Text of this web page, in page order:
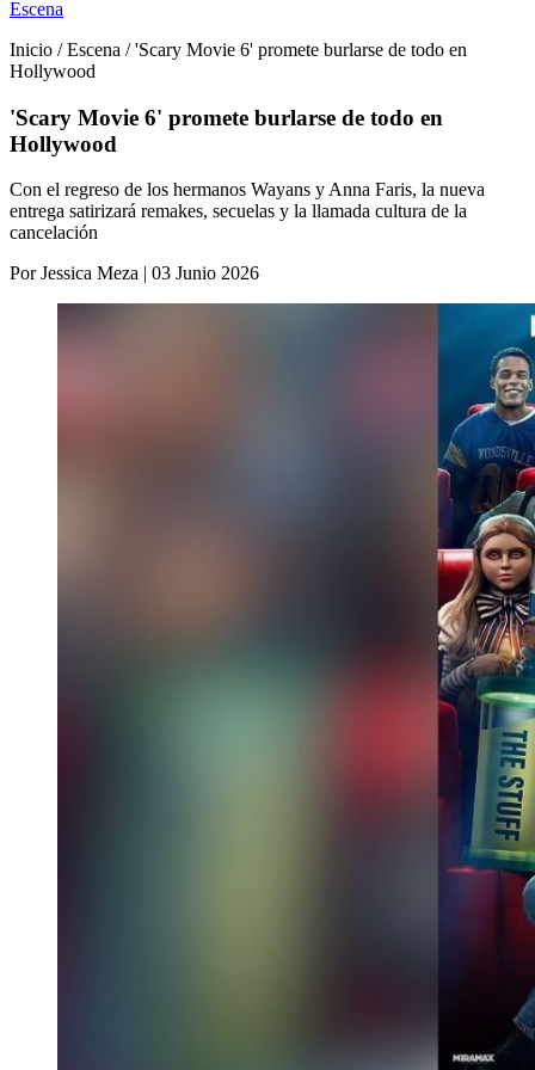
Escena
Inicio / Escena / 'Scary Movie 6' promete burlarse de todo en
Hollywood
'Scary Movie 6' promete burlarse de todo en
Hollywood
Con el regreso de los hermanos Wayans y Anna Faris, la nueva
entrega satirizará remakes, secuelas y la llamada cultura de la
cancelación
Por Jessica Meza | 03 Junio 2026